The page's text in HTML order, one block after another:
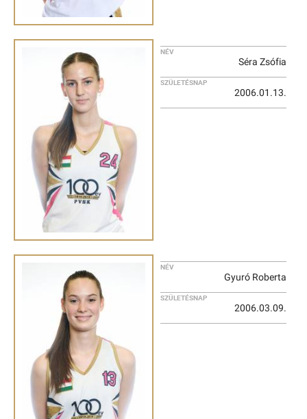
NÉV
Séra Zsófia
SZÜLETÉSNAP
2006.01.13.
NÉV
Gyuró Roberta
SZÜLETÉSNAP
2006.03.09.